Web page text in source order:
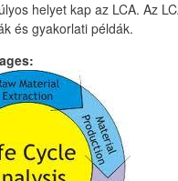
helyet kap az LCA. Az
és gyakorlati példák.